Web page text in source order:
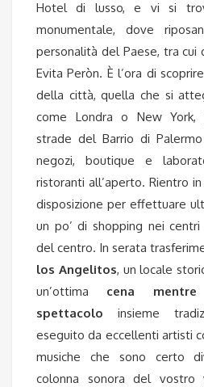
Hotel di lusso, e vi si
monumentale, dove
personalità del Paese, tra cui
Evita Peròn. È l’ora di
della città, quella che si
come Londra o New
strade del Barrio di
negozi, boutique e
ristoranti all’aperto. Rientro
disposizione per effettuare
un po’ di shopping nei
del centro. In serata
los Angelitos, un locale
un’ottima
cena
spettacolo
insieme
eseguito da eccellenti artisti
musiche che sono certo
colonna sonora del vostro